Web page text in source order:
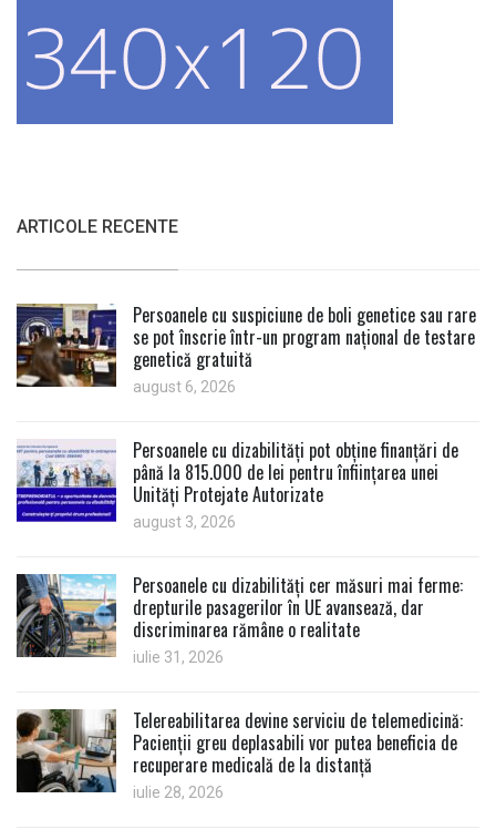
ARTICOLE RECENTE
Persoanele cu suspiciune de boli genetice sau rare
se pot înscrie într-un program național de testare
genetică gratuită
august 6, 2026
Persoanele cu dizabilități pot obține finanțări de
până la 815.000 de lei pentru înființarea unei
Unități Protejate Autorizate
august 3, 2026
Persoanele cu dizabilități cer măsuri mai ferme:
drepturile pasagerilor în UE avansează, dar
discriminarea rămâne o realitate
iulie 31, 2026
Telereabilitarea devine serviciu de telemedicină:
Pacienții greu deplasabili vor putea beneficia de
recuperare medicală de la distanță
iulie 28, 2026